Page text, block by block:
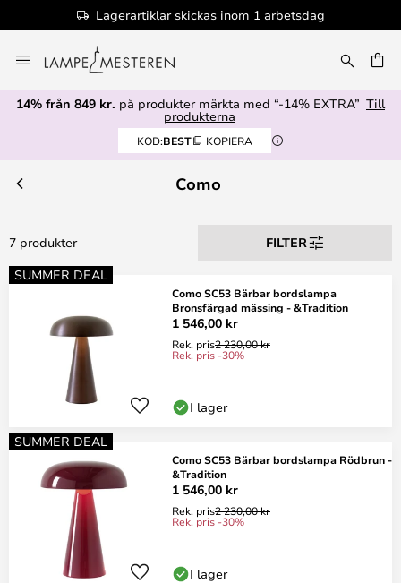
Lagerartiklar skickas inom 1 arbetsdag
till
innehållet
14% från 849 kr. på produkter märkta med “-14% EXTRA” Till
produkterna
KOD:BEST KOPIERA
Como
7 produkter
FILTER
SUMMER DEAL
Como SC53 Bärbar bordslampa
Bronsfärgad mässing - &Tradition
1 546,00 kr
Rek. pris2 230,00 kr
Rek. pris -30%
I lager
SUMMER DEAL
Como SC53 Bärbar bordslampa Rödbrun -
&Tradition
1 546,00 kr
Rek. pris2 230,00 kr
Rek. pris -30%
I lager